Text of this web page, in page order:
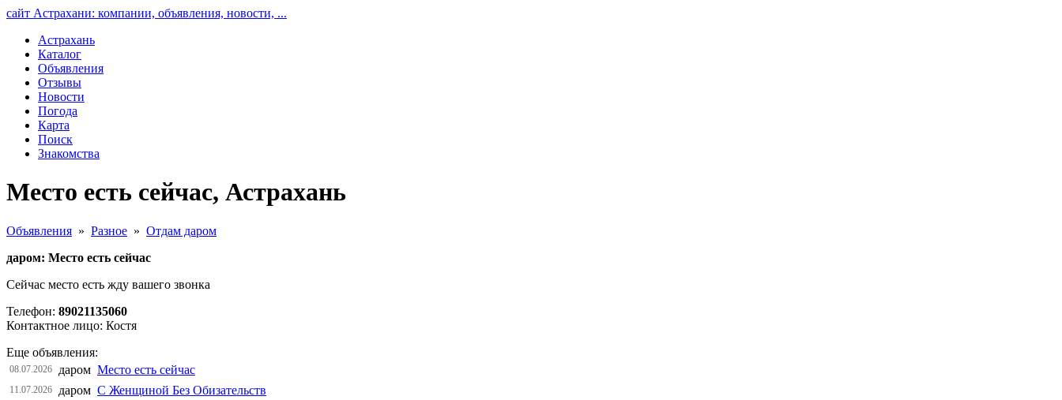
сайт Астрахани: компании, объявления, новости, ...
Астрахань
Каталог
Объявления
Отзывы
Новости
Погода
Карта
Поиск
Знакомства
Место есть сейчас, Астрахань
Объявления » Разное » Отдам даром
даром: Место есть сейчас
Сейчас место есть жду вашего звонка
Телефон: 89021135060
Контактное лицо: Костя
Еще объявления:
08.07.2026 даром Место есть сейчас
11.07.2026 даром С Женщиной Без Обизательств